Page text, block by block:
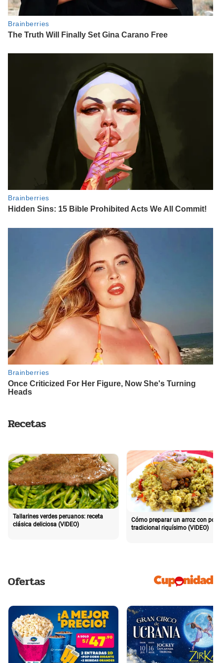
Recetas
Tallarines verdes peruanos: receta
clásica deliciosa (VIDEO)
Cómo preparar un arroz con pollo
tradicional riquísimo (VIDEO)
Ofertas